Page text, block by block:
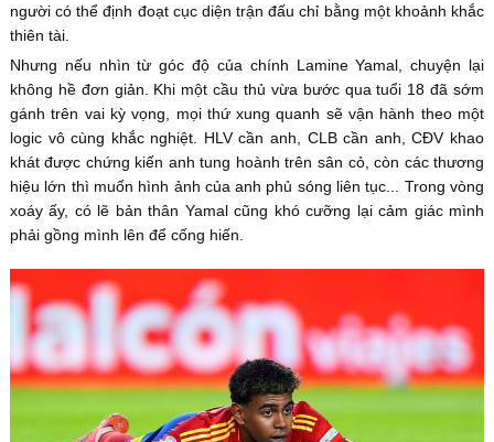
người có thể định đoạt cục diện trận đấu chỉ bằng một khoảnh khắc
thiên tài.
Nhưng nếu nhìn từ góc độ của chính Lamine Yamal, chuyện lại
không hề đơn giản. Khi một cầu thủ vừa bước qua tuổi 18 đã sớm
gánh trên vai kỳ vọng, mọi thứ xung quanh sẽ vận hành theo một
logic vô cùng khắc nghiệt. HLV cần anh, CLB cần anh, CĐV khao
khát được chứng kiến anh tung hoành trên sân cỏ, còn các thương
hiệu lớn thì muốn hình ảnh của anh phủ sóng liên tục... Trong vòng
xoáy ấy, có lẽ bản thân Yamal cũng khó cưỡng lại cảm giác mình
phải gồng mình lên để cống hiến.